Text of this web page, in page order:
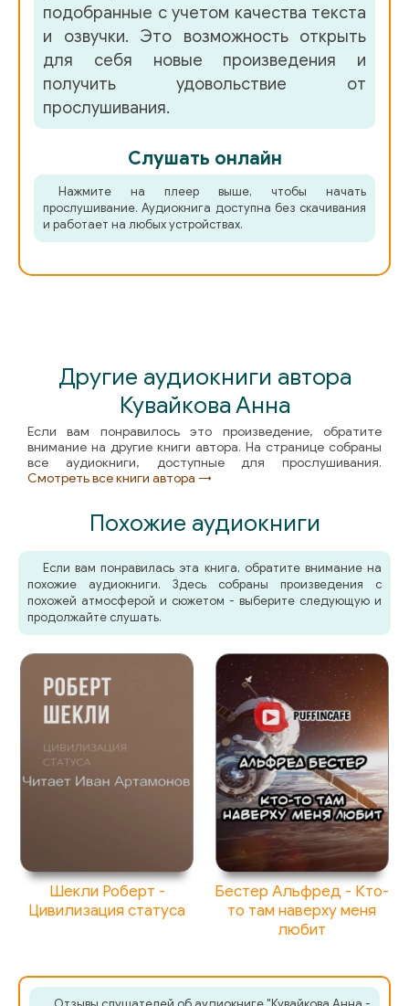
42_Кувайкова А.- Друзей не выбирают
43_Кувайкова А.- Друзей не выбирают
44_Кувайкова А.- Друзей не выбирают
45_Кувайкова А.- Друзей не выбирают
46_Кувайкова А.- Друзей не выбирают
47_Кувайкова А.- Друзей не выбирают
50_Кувайкова А.- Друзей не выбирают
51_Кувайкова А.- Друзей не выбирают
52_Кувайкова А.- Друзей не выбирают
54_Кувайкова А.- Друзей не выбирают
55_Кувайкова А.- Друзей не выбирают
57_Кувайкова А.- Друзей не выбирают
58_Кувайкова А.- Друзей не выбирают
59_Кувайкова А.- Друзей не выбирают
60_Кувайкова А.- Друзей не выбирают
61_Кувайкова А.- Друзей не выбирают
62_Кувайкова А.- Друзей не выбирают
64_Кувайкова А.- Друзей не выбирают
подобранные с учетом качества текста
и озвучки. Это возможность открыть
для себя новые произведения и
получить удовольствие от
прослушивания.
Слушать онлайн
Нажмите на плеер выше, чтобы начать
прослушивание. Аудиокнига доступна без скачивания
и работает на любых устройствах.
Другие аудиокниги автора
Кувайкова Анна
Если вам понравилось это произведение, обратите
внимание на другие книги автора. На странице собраны
все аудиокниги, доступные для прослушивания.
Смотреть все книги автора →
Похожие аудиокниги
Если вам понравилась эта книга, обратите внимание на
похожие аудиокниги. Здесь собраны произведения с
похожей атмосферой и сюжетом - выберите следующую и
продолжайте слушать.
Шекли Роберт -
Цивилизация статуса
Бестер Альфред - Кто-
то там наверху меня
любит